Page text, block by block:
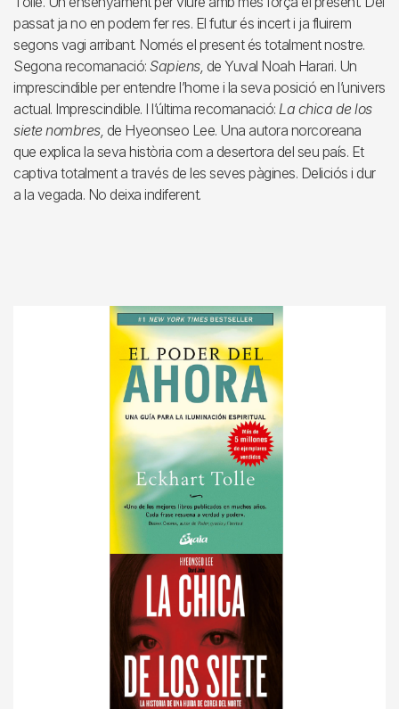
passat ja no en podem fer res. El futur és incert i ja fluirem
segons vagi arribant. Només el present és totalment nostre.
Segona recomanació: Sapiens, de Yuval Noah Harari. Un
imprescindible per entendre l’home i la seva posició en l’univers
actual. Imprescindible. I l’última recomanació: La chica de los
siete nombres, de Hyeonseo Lee. Una autora norcoreana
que explica la seva història com a desertora del seu país. Et
captiva totalment a través de les seves pàgines. Deliciós i dur
a la vegada. No deixa indiferent.